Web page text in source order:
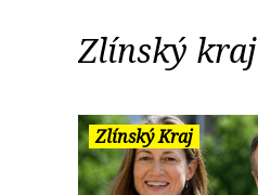
Zlínský kraj
Zlínský Kraj